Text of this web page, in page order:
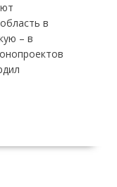
в
– в